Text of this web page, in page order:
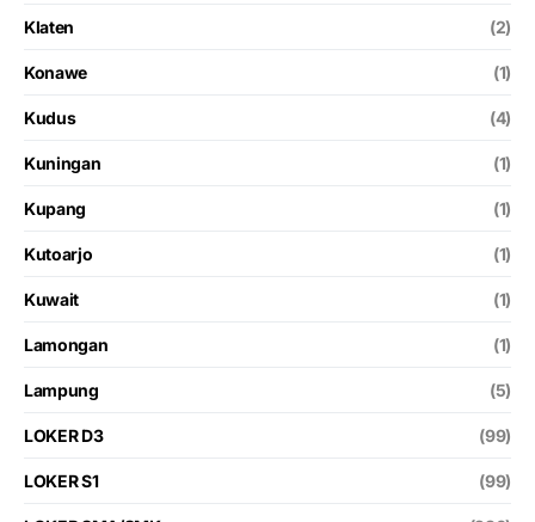
Klaten (2)
Konawe (1)
Kudus (4)
Kuningan (1)
Kupang (1)
Kutoarjo (1)
Kuwait (1)
Lamongan (1)
Lampung (5)
LOKER D3 (99)
LOKER S1 (99)